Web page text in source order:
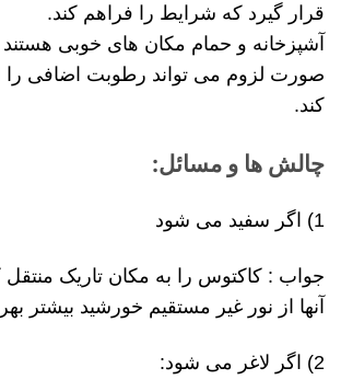
قرار گیرد که شرایط را فراهم کند.
آشپزخانه و حمام مکان های خوبی هستند ،
صورت لزوم می تواند رطوبت اضافی را
کند.
چالش ها و مسائل:
1) اگر سفید می شود
جواب : کاکتوس را به مکان تاریک منتقل
آنها از نور غیر مستقیم خورشید بیشتر
2) اگر لاغر می شود: